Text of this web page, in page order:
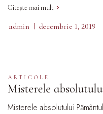
Citește mai mult
admin decembrie 1, 2019
ARTICOLE
Misterele
Misterele absolutului